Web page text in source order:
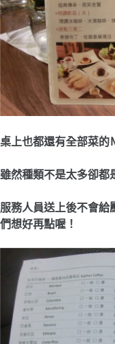
桌上也都還有全部菜的
雖然種類不是太多卻都
服務人員送上後不會給
們想好再點喔！